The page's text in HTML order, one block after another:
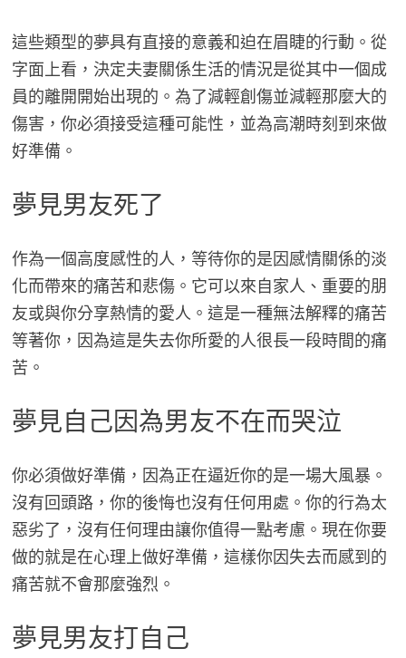
這些類型的夢具有直接的意義和迫在眉睫的行動。從
字面上看，決定夫妻關係生活的情況是從其中一個成
員的離開開始出現的。為了減輕創傷並減輕那麼大的
傷害，你必須接受這種可能性，並為高潮時刻到來做
好準備。
夢見男友死了
作為一個高度感性的人，等待你的是因感情關係的淡
化而帶來的痛苦和悲傷。它可以來自家人、重要的朋
友或與你分享熱情的愛人。這是一種無法解釋的痛苦
等著你，因為這是失去你所愛的人很長一段時間的痛
苦。
夢見自己因為男友不在而哭泣
你必須做好準備，因為正在逼近你的是一場大風暴。
沒有回頭路，你的後悔也沒有任何用處。你的行為太
惡劣了，沒有任何理由讓你值得一點考慮。現在你要
做的就是在心理上做好準備，這樣你因失去而感到的
痛苦就不會那麼強烈。
夢見男友打自己